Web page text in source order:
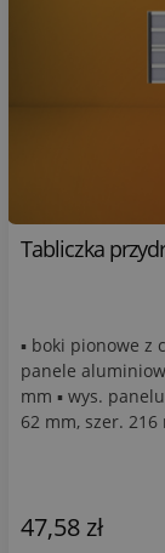
Tabliczka
▪ boki pionowe z
panele
mm ▪ wys.
62 mm, szer. 216
47,58 zł